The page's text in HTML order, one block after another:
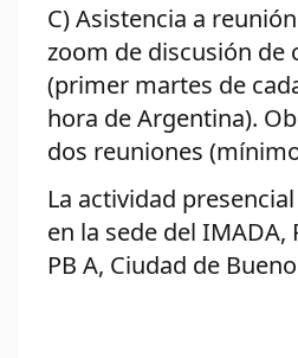
C) Asistencia a
zoom de discusión de
(primer martes de
hora de Argentina).
dos reuniones
La actividad
en la sede del IMADA,
PB A, Ciudad de